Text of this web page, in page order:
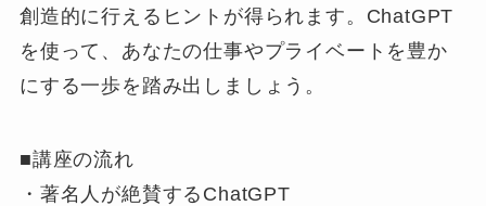
創造的に行えるヒントが得られます。ChatGPT
を使って、あなたの仕事やプライベートを豊か
にする一歩を踏み出しましょう。
■講座の流れ
・著名人が絶賛するChatGPT